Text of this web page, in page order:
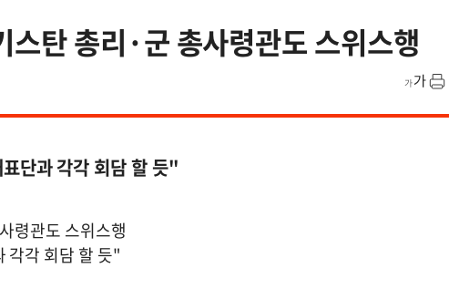
탄 총리·군 총사령관도 스위스행
단과 각각 회담 할 듯"
령관도 스위스행
각각 회담 할 듯"